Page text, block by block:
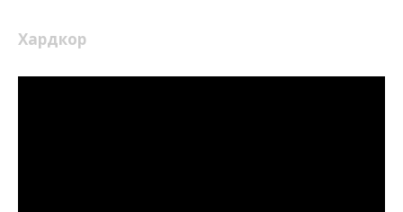
Хардкор